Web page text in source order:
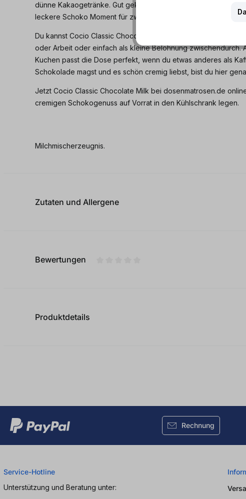
dünne Kakaogetränke. Gut gekühlt aus der Dose ist Cocio
leckere Schoko Moment für zwischendurch.
Du kannst Cocio Classic Chocolate Milk pur genießen, zum
oder Arbeit oder einfach als kleine Belohnung zwischendurch.
Kuchen passt die Dose perfekt, wenn du etwas anderes als
Schokolade magst und es schön cremig liebst, bist du hier
Jetzt Cocio Classic Chocolate Milk bei dosenmatrosen.de
cremigen Schokogenuss auf Vorrat in den Kühlschrank legen.
Milchmischerzeugnis.
Zutaten und Allergene
Bewertungen
Produktdetails
Rechnung
Service-Hotline
Unterstützung und Beratung unter: